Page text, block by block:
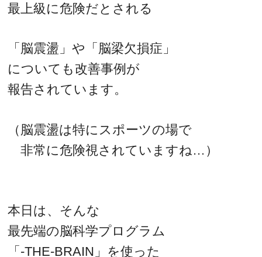
最上級に危険だとされる
「脳震盪」や「脳梁欠損症」
についても改善事例が
報告されています。
（脳震盪は特にスポーツの場で
非常に危険視されていますね…）
本日は、そんな
最先端の脳科学プログラム
「-THE-BRAIN」を使った